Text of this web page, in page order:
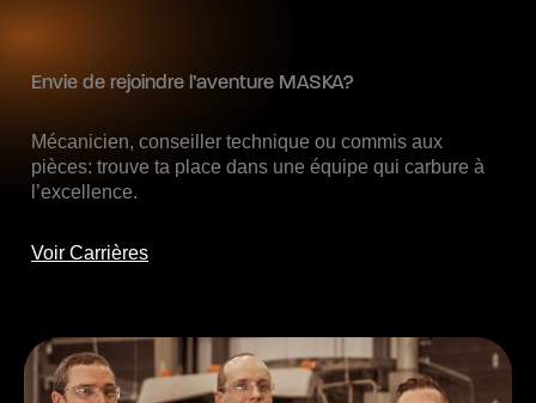
Envie de rejoindre l’aventure MASKA?
Mécanicien, conseiller technique ou commis aux
pièces: trouve ta place dans une équipe qui carbure à
l’excellence.
Voir Carrières